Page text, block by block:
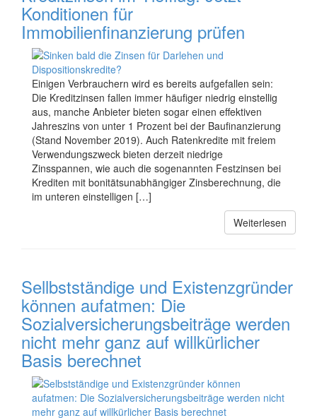
Konditionen für
Immobilienfinanzierung prüfen
Einigen Verbrauchern wird es bereits aufgefallen sein:
Die Kreditzinsen fallen immer häufiger niedrig einstellig
aus, manche Anbieter bieten sogar einen effektiven
Jahreszins von unter 1 Prozent bei der Baufinanzierung
(Stand November 2019). Auch Ratenkredite mit freiem
Verwendungszweck bieten derzeit niedrige
Zinsspannen, wie auch die sogenannten Festzinsen bei
Krediten mit bonitätsunabhängiger Zinsberechnung, die
im unteren einstelligen […]
Weiterlesen
Sellbstständige und Existenzgründer
können aufatmen: Die
Sozialversicherungsbeiträge werden
nicht mehr ganz auf willkürlicher
Basis berechnet